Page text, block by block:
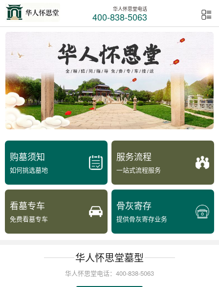
华人怀思堂电话
400-838-5063
购墓须知
如何挑选墓地
服务流程
一站式流程服务
看墓专车
免费看墓专车
骨灰寄存
提供骨灰寄存业务
华人怀思堂墓型
华人怀思堂电话：400-838-5063